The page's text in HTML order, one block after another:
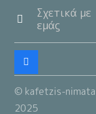
Σχετικά με
εμάς
© kafetzis-
2025